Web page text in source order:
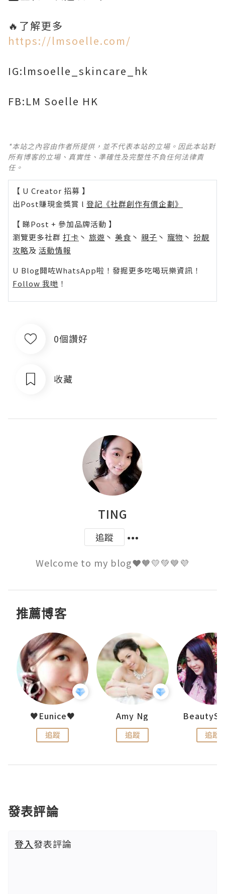
🔥了解更多
https://lmsoelle.com/
IG:lmsoelle_skincare_hk
FB:LM Soelle HK
*本站之內容由作者所提供，並不代表本站的立場。因此本站對
所有博客的立場、真實性、準確性及完整性不負任何法律責
任。
【 U Creator 招募 】
出Post賺現金獎賞 l 登記《社群創作有價企劃》
【 睇Post + 參加品牌活動 】
瀏覽更多社群 打卡 丶 旅遊 丶 美食 丶 親子 丶 寵物 丶 扮靚
攻略及 活動情報
U Blog開咗WhatsApp啦！發掘更多吃喝玩樂資訊！
Follow 我哋 ！
0個讚好
收藏
TING
追蹤
Welcome to my blog❤️🧡💛💚💙💜
推薦博客
♥Eunice♥
追蹤
Amy Ng
追蹤 追蹤
發表評論
登入發表評論